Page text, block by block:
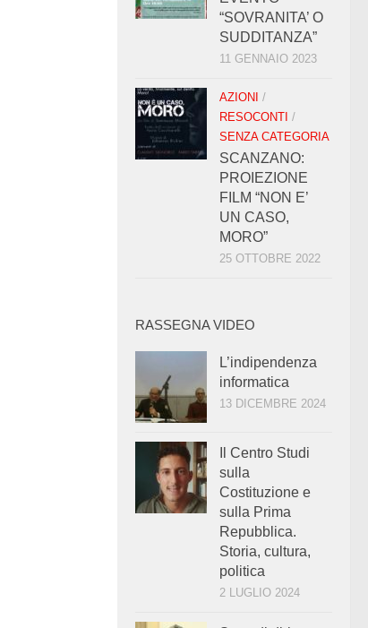
“SOVRANITA’ O
SUDDITANZA”
11 GENNAIO 2023
AZIONI /
RESOCONTI /
SENZA CATEGORIA
SCANZANO:
PROIEZIONE
FILM “NON E’
UN CASO,
MORO”
25 OTTOBRE 2022
RASSEGNA VIDEO
L’indipendenza
informatica
13 DICEMBRE 2024
Il Centro Studi
sulla
Costituzione e
sulla Prima
Repubblica.
Storia, cultura,
politica
2 LUGLIO 2024